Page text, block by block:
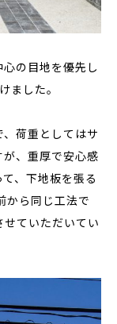
の目地を優先し
ました。
荷重としてはサ
、重厚で安心感
、下地板を張る
から同じ工法で
ていただいてい